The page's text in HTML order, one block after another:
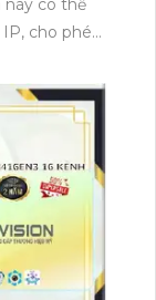
này có thể
cho phép
và chất
đảm bảo
tin cậy.
trong việc
bảo mật
bật với khả
Đầu ghi 16
quan sát